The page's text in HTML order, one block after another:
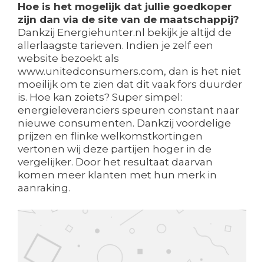
Hoe is het mogelijk dat jullie goedkoper
zijn dan via de site van de maatschappij?
Dankzij Energiehunter.nl bekijk je altijd de
allerlaagste tarieven. Indien je zelf een
website bezoekt als
www.unitedconsumers.com, dan is het niet
moeilijk om te zien dat dit vaak fors duurder
is. Hoe kan zoiets? Super simpel:
energieleveranciers speuren constant naar
nieuwe consumenten. Dankzij voordelige
prijzen en flinke welkomstkortingen
vertonen wij deze partijen hoger in de
vergelijker. Door het resultaat daarvan
komen meer klanten met hun merk in
aanraking.